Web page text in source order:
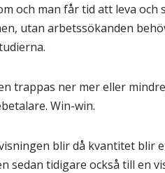
och man får tid att leva och
utan arbetssökanden
trappas ner mer eller
Win-win.
blir då kvantitet blir
tidigare också till en